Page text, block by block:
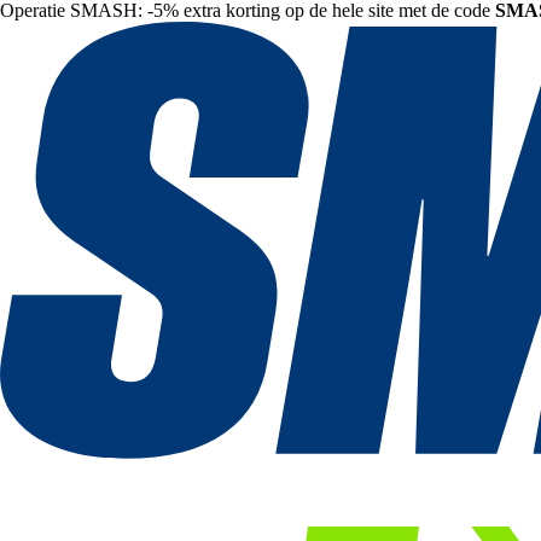
Operatie SMASH: -5% extra korting op de hele site met de code